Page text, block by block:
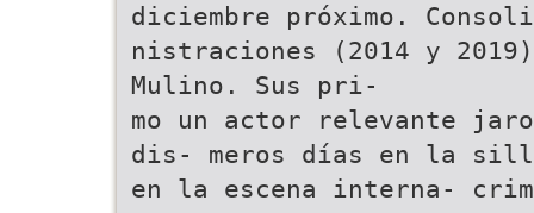
diciembre próximo.
nistraciones (2014 y
Mulino. Sus pri-
mo un actor relevante
dis- meros días en la
en la escena interna-